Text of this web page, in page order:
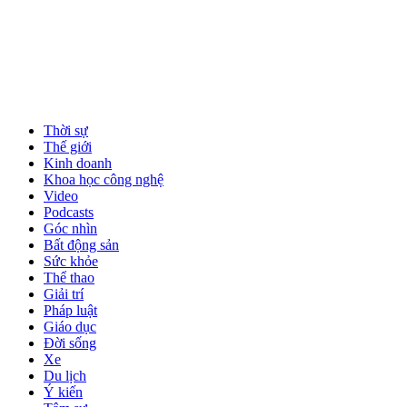
Thời sự
Thế giới
Kinh doanh
Khoa học công nghệ
Video
Podcasts
Góc nhìn
Bất động sản
Sức khỏe
Thể thao
Giải trí
Pháp luật
Giáo dục
Đời sống
Xe
Du lịch
Ý kiến